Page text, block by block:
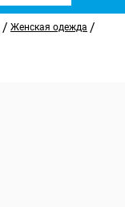
/ Женская одежда /